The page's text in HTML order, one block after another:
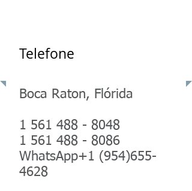
Telefone
Boca Raton, Flórida
1 561 488 - 8048
1 561 488 - 8086
WhatsApp+1 (954)655-
4628